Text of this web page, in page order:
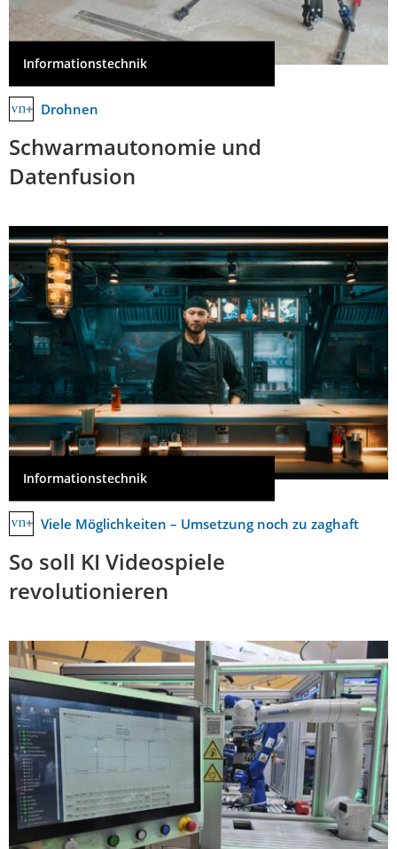
Informationstechnik
Drohnen
Schwarmautonomie und
Datenfusion
Informationstechnik
Viele Möglichkeiten – Umsetzung noch zu zaghaft
So soll KI Videospiele
revolutionieren